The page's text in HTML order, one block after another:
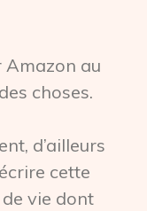
Amazon au
choses.
d’ailleurs
cette
vie dont